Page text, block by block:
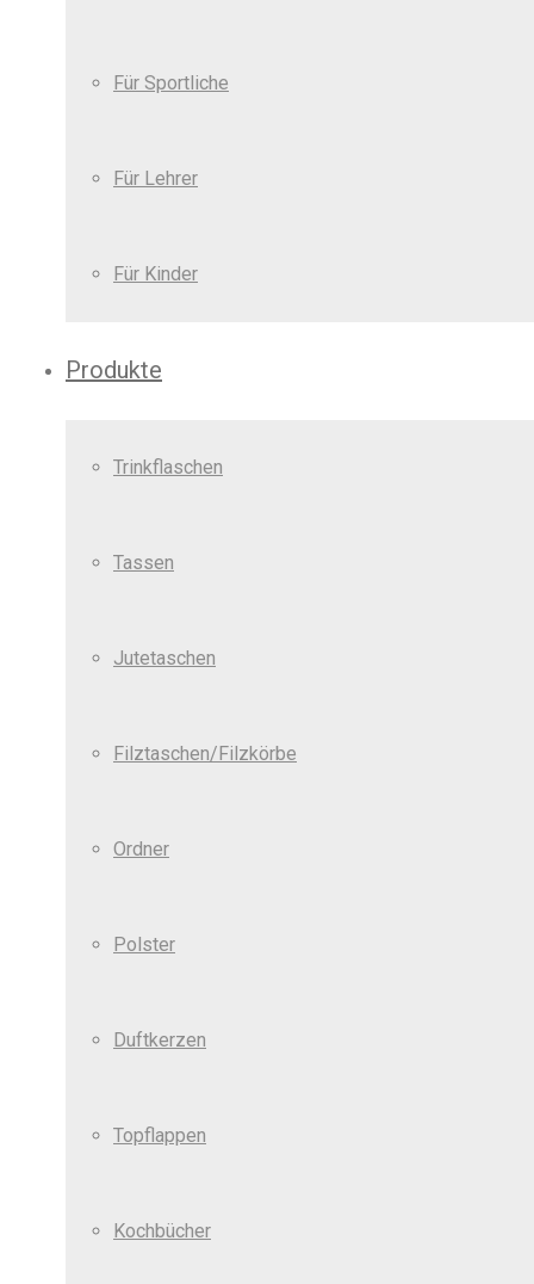
Für Sportliche
Für Lehrer
Für Kinder
Produkte
Trinkflaschen
Tassen
Jutetaschen
Filztaschen/Filzkörbe
Ordner
Polster
Duftkerzen
Topflappen
Kochbücher